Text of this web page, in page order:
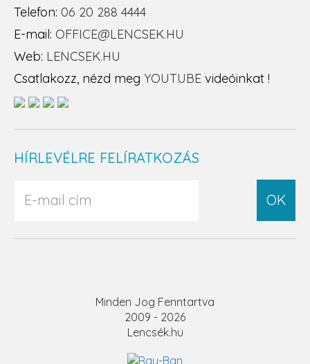
Telefon: 06 20 288 4444
E-mail: OFFICE@LENCSEK.HU
Web: LENCSEK.HU
Csatlakozz, nézd meg YOUTUBE videóinkat !
HÍRLEVÉLRE FELÍRATKOZÁS
OK
Minden Jog Fenntartva
2009 - 2026
Lencsék.hu